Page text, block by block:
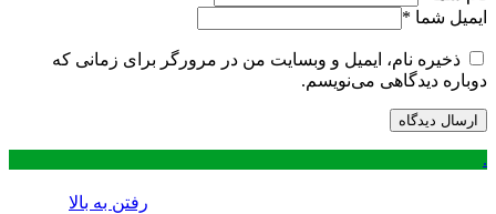
ایمیل شما *
ذخیره نام، ایمیل و وبسایت من در مرورگر برای زمانی که
دوباره دیدگاهی می‌نویسم.
.
رفتن به بالا